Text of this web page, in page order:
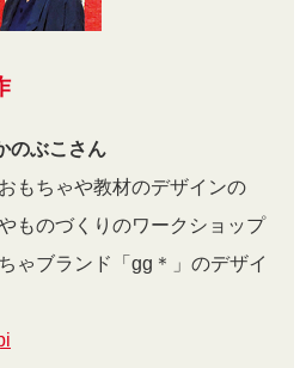
のぶこさん
もちゃや教材のデザインの
ものづくりのワークショップ
ゃブランド「gg＊」のデザイ